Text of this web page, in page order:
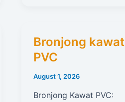
6307
Bronjong kawat
PVC
August 1, 2026
Bronjong Kawat PVC: